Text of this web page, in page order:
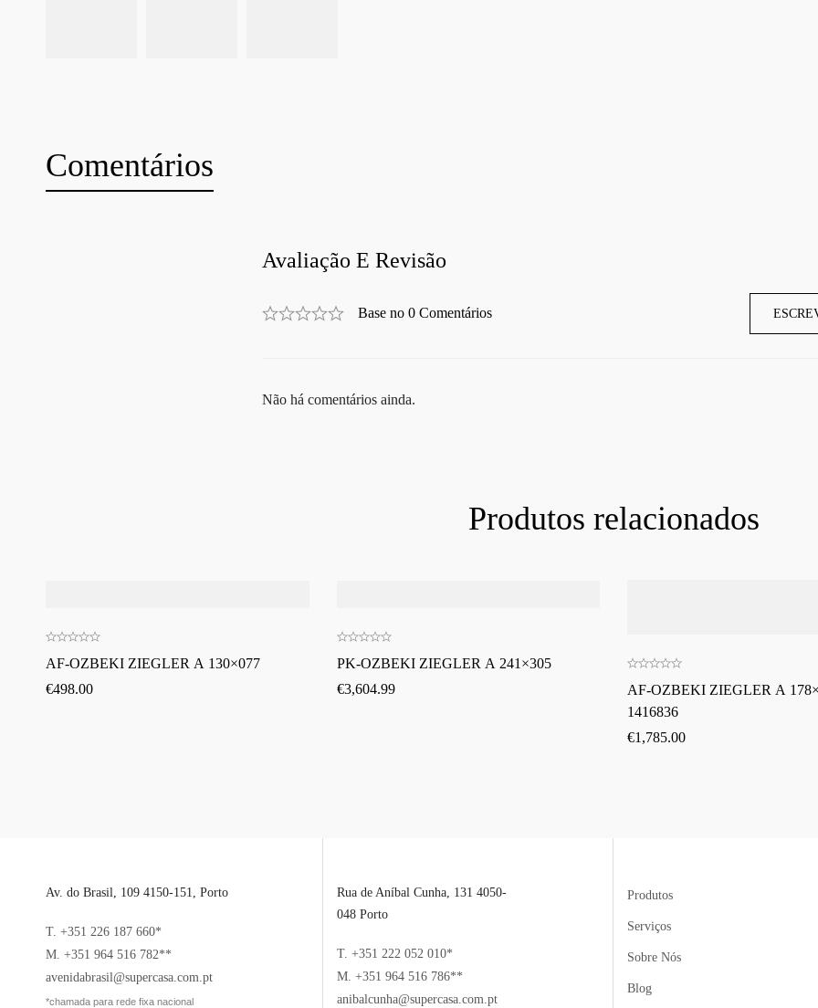
Comentários
Avaliação E Revisão
Base no 0 Comentários
Não há comentários ainda.
Produtos relacionados
AF-OZBEKI ZIEGLER A 130×077
€498.00
PK-OZBEKI ZIEGLER A 241×305
€3,604.99
AF-OZBEKI ZIEGLER A
1416836
€1,785.00
Av. do Brasil, 109 4150-151, Porto
T. +351 226 187 660*
M. +351 964 516 782**
avenidabrasil@supercasa.com.pt
*chamada para rede fixa nacional
Rua de Aníbal Cunha, 131 4050-
048 Porto
T. +351 222 052 010*
M. +351 964 516 786**
anibalcunha@supercasa.com.pt
Produtos
Serviços
Sobre Nós
Blog